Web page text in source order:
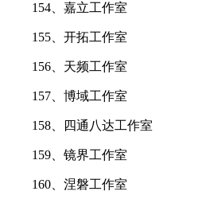
154、嘉立工作室
155、开拓工作室
156、天频工作室
157、博域工作室
158、四通八达工作室
159、镜界工作室
160、涅磐工作室